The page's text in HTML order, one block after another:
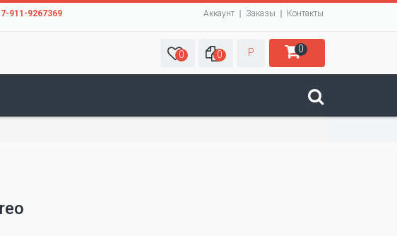
7-911-9267369 Аккаунт Заказы Контакты
0 0 Р 0